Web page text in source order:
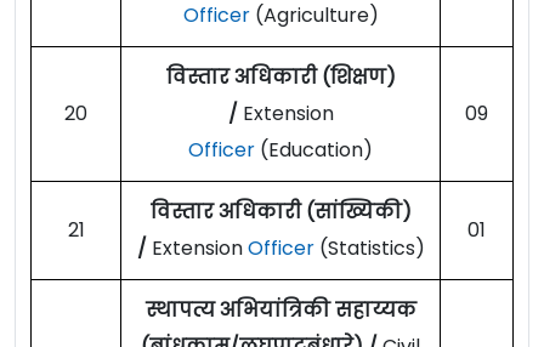
Officer(Agriculture)
20
विस्तार अधिकारी (शिक्षण)
/ Extension
Officer (Education)
09
21
विस्तार अधिकारी (सांख्यिकी)
/ ExtensionOfficer(Statistics)
01
स्थापत्य अभियांत्रिकी सहाय्यक